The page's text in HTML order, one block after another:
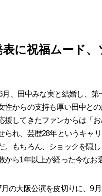
表に祝福ムード
、田中みな実と結婚し、第
性からの支持も厚い田中と
援してきたファンからは「
られ、芸歴28年というキャ
。もちろん、ショックを隠
から1年以上が経った今な
の大阪公演を皮切りに、9